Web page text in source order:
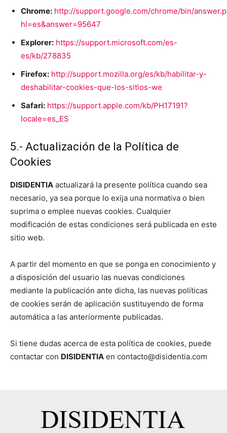
Chrome: http://support.google.com/chrome/bin/
hl=es&answer=95647
Explorer: https://support.microsoft.com/es-
es/kb/278835
Firefox: http://support.mozilla.org/es/kb/habilitar-y-
deshabilitar-cookies-que-los-sitios-we
Safari: https://support.apple.com/kb/PH17191?
locale=es_ES
5.- Actualización de la Política de
Cookies
DISIDENTIA actualizará la presente política cuando sea
necesario, ya sea porque lo exija una normativa o bien
suprima o emplee nuevas cookies. Cualquier
modificación de estas condiciones será publicada en este
sitio web.
A partir del momento en que se ponga en conocimiento y
a disposición del usuario las nuevas condiciones
mediante la publicación ante dicha, las nuevas políticas
de cookies serán de aplicación sustituyendo de forma
automática a las anteriormente publicadas.
Si tiene dudas acerca de esta política de cookies, puede
contactar con DISIDENTIA en contacto@disidentia.com